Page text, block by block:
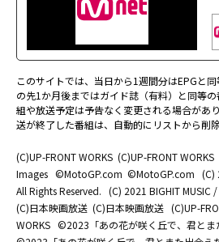
このサイトでは、当日から1週間分はEPGと
の先1か月後まではガイド誌（有料）と同等
組や放送予定は予告なく変更される場合があ
送が終了した番組は、自動的にリストから削除
(C)UP-FRONT WORKS (C)UP-FRONT WORKS
Images ©MotoGP.com ©MotoGP.com (C)
All Rights Reserved. (C) 2021 BIGHIT MUSIC
(C)日本映画放送 (C)日本映画放送 (C)UP-
WORKS ©2023「あの花が咲く丘で、君とま